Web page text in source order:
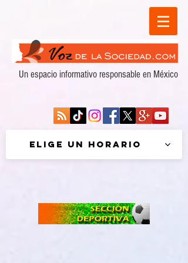
Un espacio informativo responsable en México
Elige un horario